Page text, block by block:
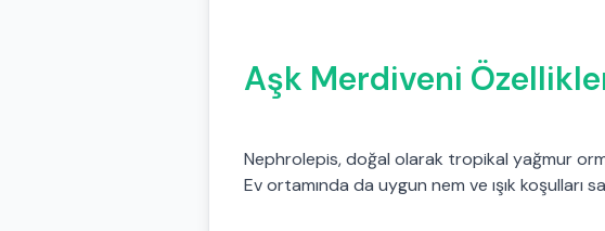
Aşk Merdiveni
Nephrolepis, doğal olarak tropikal yağmur
Ev ortamında da uygun nem ve ışık koşulları